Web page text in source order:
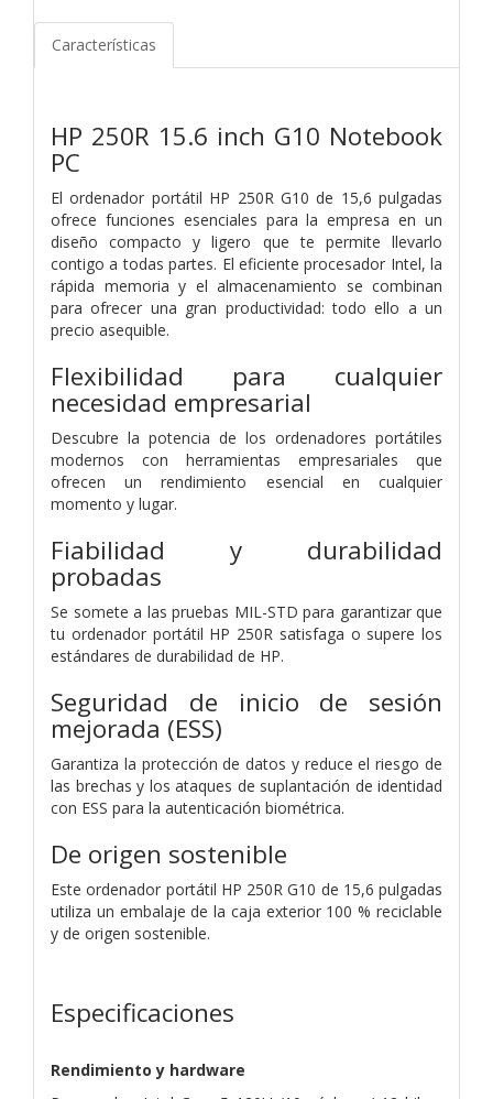
Características
HP 250R 15.6 inch G10 Notebook
PC
El ordenador portátil HP 250R G10 de 15,6 pulgadas
ofrece funciones esenciales para la empresa en un
diseño compacto y ligero que te permite llevarlo
contigo a todas partes. El eficiente procesador Intel, la
rápida memoria y el almacenamiento se combinan
para ofrecer una gran productividad: todo ello a un
precio asequible.
Flexibilidad para cualquier
necesidad empresarial
Descubre la potencia de los ordenadores portátiles
modernos con herramientas empresariales que
ofrecen un rendimiento esencial en cualquier
momento y lugar.
Fiabilidad y durabilidad
probadas
Se somete a las pruebas MIL-STD para garantizar que
tu ordenador portátil HP 250R satisfaga o supere los
estándares de durabilidad de HP.
Seguridad de inicio de sesión
mejorada (ESS)
Garantiza la protección de datos y reduce el riesgo de
las brechas y los ataques de suplantación de identidad
con ESS para la autenticación biométrica.
De origen sostenible
Este ordenador portátil HP 250R G10 de 15,6 pulgadas
utiliza un embalaje de la caja exterior 100 % reciclable
y de origen sostenible.
Especificaciones
Rendimiento y hardware